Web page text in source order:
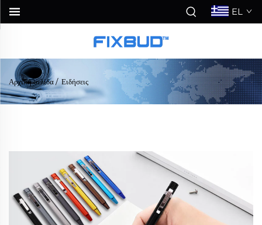
EL
Αρχική σελίδα/Ειδήσεις